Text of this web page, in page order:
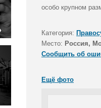
особо крупном
Категория:
Место: Россия,
Сообщить об
Ещё фото